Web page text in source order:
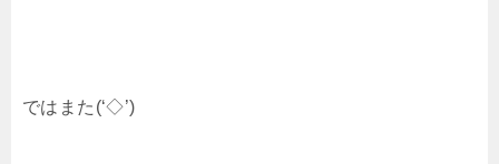
ではまた(‘◇’)ゞ